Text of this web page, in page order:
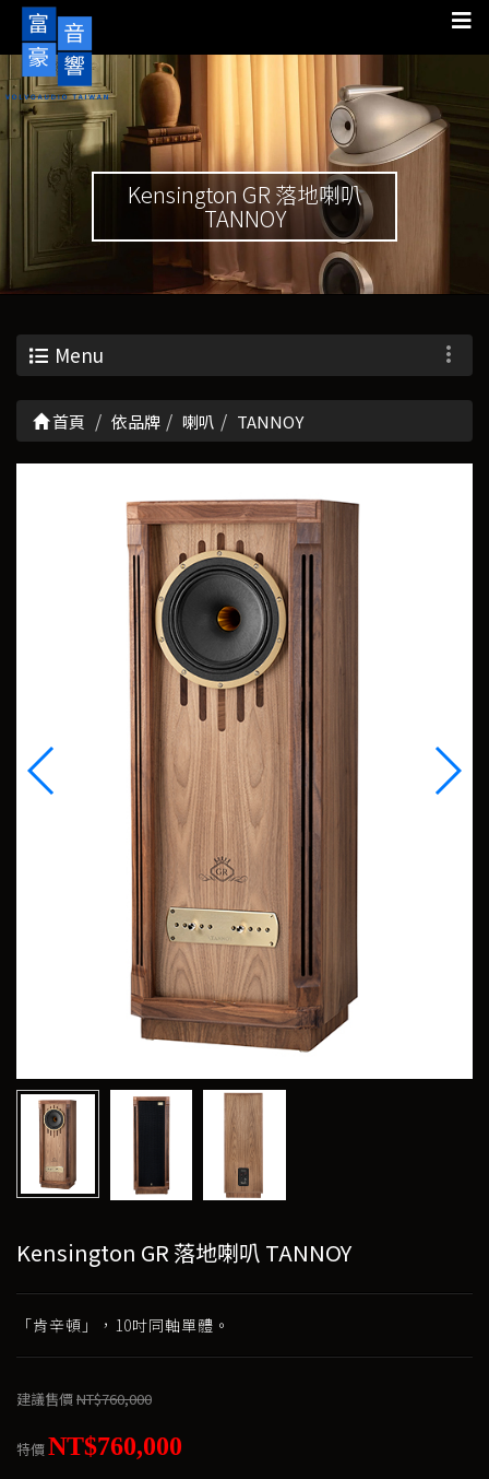
Kensington GR 落地喇叭
TANNOY
Menu
首頁 依品牌 喇叭 TANNOY
Kensington GR 落地喇叭 TANNOY
「肯辛頓」，10吋同軸單體。
建議售價NT$760,000
特價NT$760,000